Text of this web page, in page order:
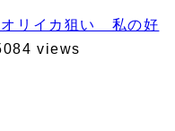
オリイカ狙い 私の好
views